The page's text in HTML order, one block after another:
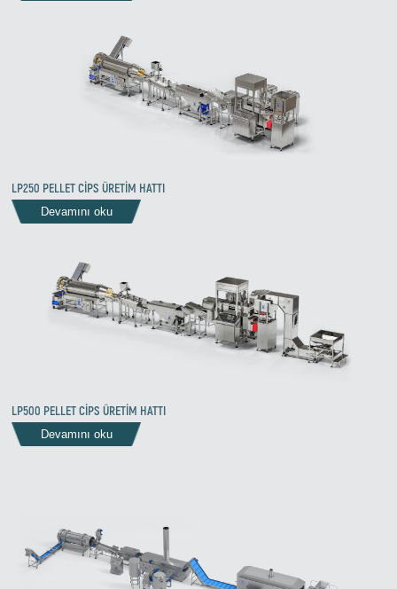
LP250 PELLET CİPS ÜRETİM HATTI
Devamını oku
LP500 PELLET CİPS ÜRETİM HATTI
Devamını oku
Zirve Extrussion
En kısa sürede cevap vereceğiz